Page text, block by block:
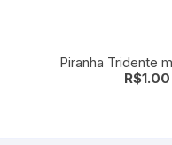
Piranha Tridente
R$1.00